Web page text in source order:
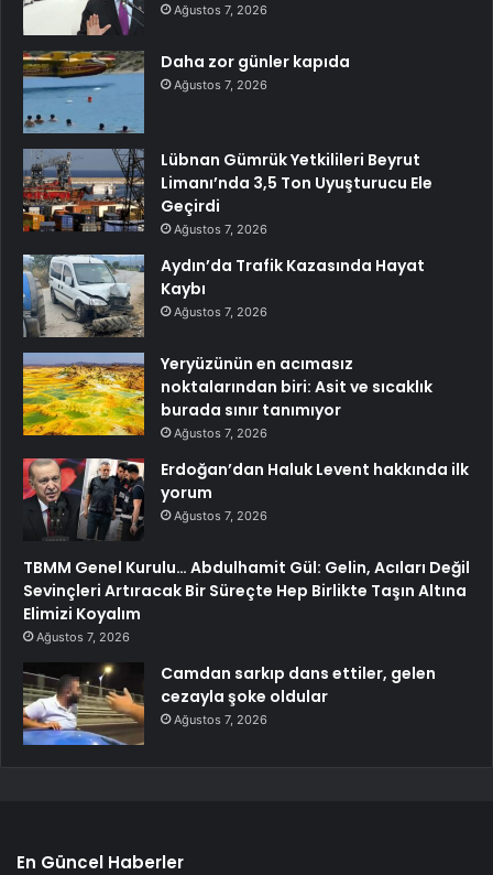
Ağustos 7, 2026
Daha zor günler kapıda
Ağustos 7, 2026
Lübnan Gümrük Yetkilileri Beyrut
Limanı’nda 3,5 Ton Uyuşturucu Ele
Geçirdi
Ağustos 7, 2026
Aydın’da Trafik Kazasında Hayat
Kaybı
Ağustos 7, 2026
Yeryüzünün en acımasız
noktalarından biri: Asit ve sıcaklık
burada sınır tanımıyor
Ağustos 7, 2026
Erdoğan’dan Haluk Levent hakkında ilk
yorum
Ağustos 7, 2026
TBMM Genel Kurulu… Abdulhamit Gül: Gelin, Acıları Değil
Sevinçleri Artıracak Bir Süreçte Hep Birlikte Taşın Altına
Elimizi Koyalım
Ağustos 7, 2026
Camdan sarkıp dans ettiler, gelen
cezayla şoke oldular
Ağustos 7, 2026
En Güncel Haberler